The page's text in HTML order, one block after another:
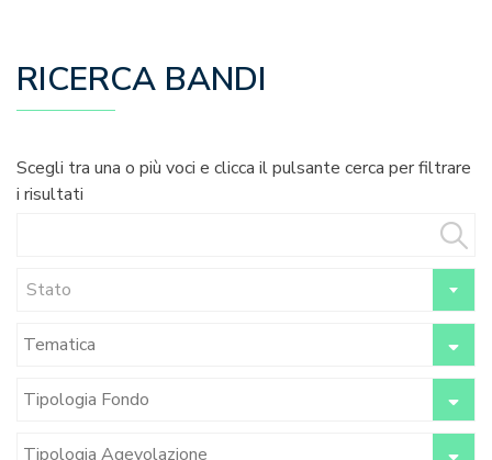
RICERCA BANDI
Scegli tra una o più voci e clicca il pulsante cerca per filtrare
i risultati
Stato